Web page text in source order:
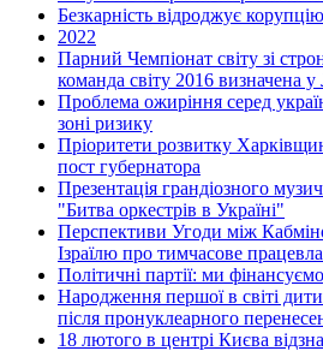
Безкарність відроджує корупцію
2022
Парний Чемпіонат світу зі
команда світу 2016 визначена у
Проблема ожиріння серед
зоні ризику
Пріоритети розвитку
пост губернатора
Презентація грандіозного
"Битва оркестрів в Україні"
Перспективи Угоди між
Ізраїлю про тимчасове
Політичні партії: ми
Народження першої в світі
після пронуклеарного
18 лютого в центрі Києва